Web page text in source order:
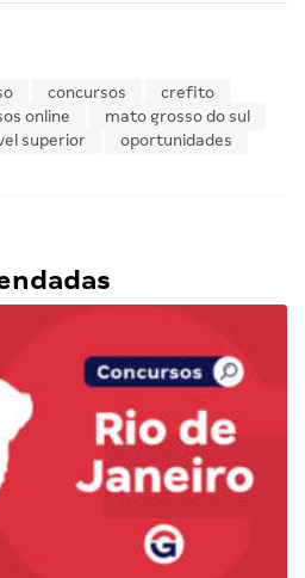
concursos
crefito
online
mato grosso do sul
superior
oportunidades